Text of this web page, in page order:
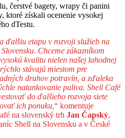
čerstvé bagety, wrapy či panini
ktoré získali ocenenie vysokej
dTestu.
ďalšiu etapu v rozvoji služieb na
Chceme zákazníkom
kvalitu nielen našej lahodnej
stávajú miestom pre
druhov potravín, a zďaleka
natankovanie paliva. Shell Café
do ďalšieho rozvoja siete
ich ponuku, “ komentuje
na slovenský trh Jan Čapský,
Shell na Slovensku a v České